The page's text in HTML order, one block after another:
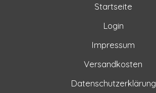
Startseite
Login
Impressum
Versandkosten
Datenschutzerklärung